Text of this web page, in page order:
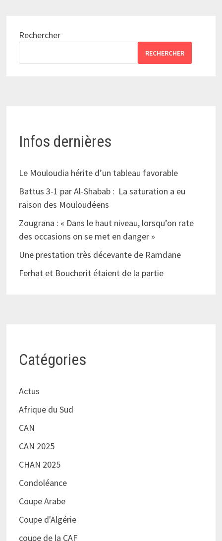
Rechercher
RECHERCHER
Infos dernières
Le Mouloudia hérite d’un tableau favorable
Battus 3-1 par Al-Shabab : La saturation a eu
raison des Mouloudéens
Zougrana : « Dans le haut niveau, lorsqu’on rate
des occasions on se met en danger »
Une prestation très décevante de Ramdane
Ferhat et Boucherit étaient de la partie
Catégories
Actus
Afrique du Sud
CAN
CAN 2025
CHAN 2025
Condoléance
Coupe Arabe
Coupe d'Algérie
coupe de la CAF